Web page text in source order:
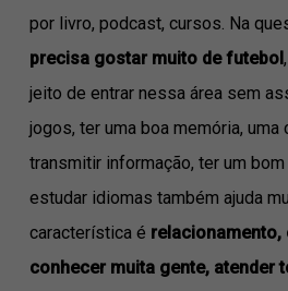
por livro, podcast, cursos. Na
precisa gostar muito de futebol
jeito de entrar nessa área sem
jogos, ter uma boa memória, uma
transmitir informação, ter um
estudar idiomas também ajuda
característica é relacionamento,
conhecer muita gente, atender